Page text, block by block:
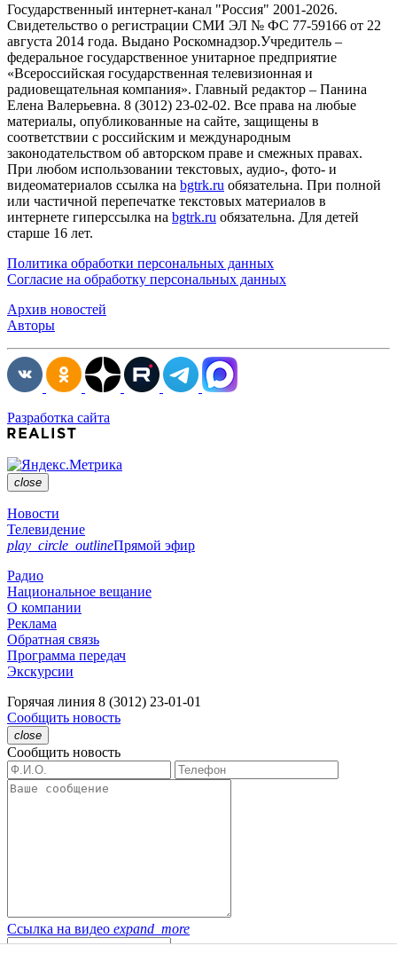
Государственный интернет-канал "Россия" 2001-2026.
Cвидетельство о регистрации СМИ ЭЛ № ФС 77-59166 от 22
августа 2014 года. Выдано Роскомнадзор.Учредитель –
федеральное государственное унитарное предприятие
«Всероссийская государственная телевизионная и
радиовещательная компания». Главный редактор – Панина
Елена Валерьевна. 8 (3012) 23-02-02. Все права на любые
материалы, опубликованные на сайте, защищены в
соответствии с российским и международным
законодательством об авторском праве и смежных правах.
При любом использовании текстовых, аудио-, фото- и
видеоматериалов ссылка на bgtrk.ru обязательна. При полной
или частичной перепечатке текстовых материалов в
интернете гиперссылка на bgtrk.ru обязательна. Для детей
старше 16 лет.
Политика обработки персональных данных
Согласие на обработку персональных данных
Архив новостей
Авторы
Разработка сайта
close
Новости
Телевидение
play_circle_outlineПрямой эфир
Радио
Национальное вещание
О компании
Реклама
Обратная связь
Программа передач
Экскурсии
Горячая линия 8 (3012) 23-01-01
Сообщить новость
close
Сообщить новость
Ссылка на видео expand_more